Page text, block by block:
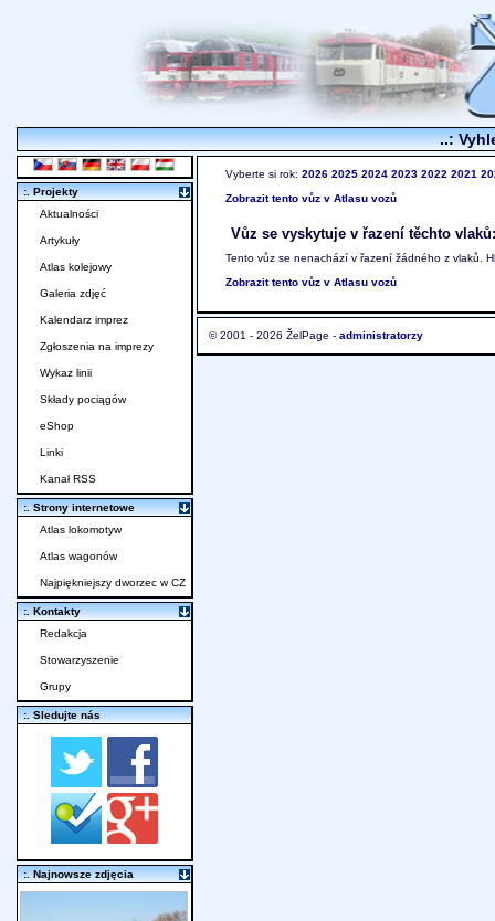
..:
Vyberte si rok: 2026 2025 2024 2023 2022 2021
Zobrazit tento vůz v Atlasu vozů
Vůz se vyskytuje v řazení těchto vlaků:
Tento vůz se nenachází v řazení žádného z vlaků.
Zobrazit tento vůz v Atlasu vozů
© 2001 - 2026 ŽelPage - administratorzy
:. Projekty
Aktualności
Artykuły
Atlas kolejowy
Galeria zdjęć
Kalendarz imprez
Zgłoszenia na imprezy
Wykaz linii
Składy pociągów
eShop
Linki
Kanał RSS
:. Strony internetowe
Atlas lokomotyw
Atlas wagonów
Najpiękniejszy dworzec w CZ
:. Kontakty
Redakcja
Stowarzyszenie
Grupy
:. Sledujte nás
:. Najnowsze zdjęcia